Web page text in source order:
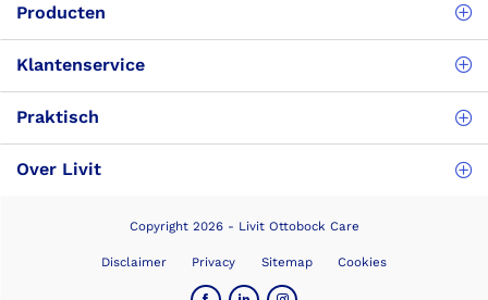
Producten
Klantenservice
Praktisch
Over Livit
Copyright 2026 - Livit Ottobock Care
Disclaimer Privacy Sitemap Cookies